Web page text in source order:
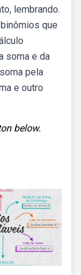
lembrando.
que
soma e da
pela
e outro
below.